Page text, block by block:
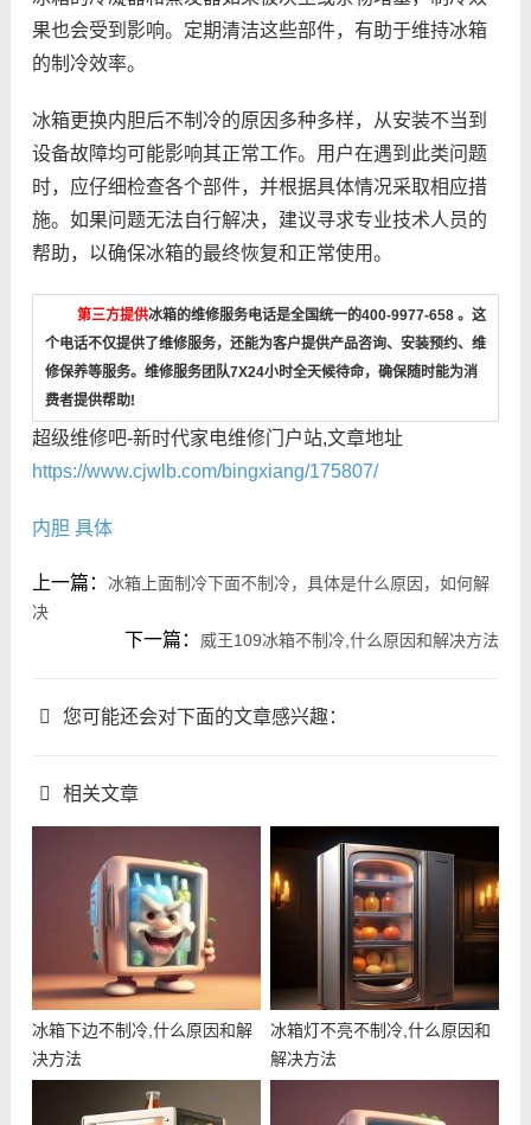
果也会受到影响。定期清洁这些部件，有助于维持冰箱
的制冷效率。
冰箱更换内胆后不制冷的原因多种多样，从安装不当到
设备故障均可能影响其正常工作。用户在遇到此类问题
时，应仔细检查各个部件，并根据具体情况采取相应措
施。如果问题无法自行解决，建议寻求专业技术人员的
帮助，以确保冰箱的最终恢复和正常使用。
第三方提供冰箱的维修服务电话是全国统一的400-9977-658 。这
个电话不仅提供了维修服务，还能为客户提供产品咨询、安装预约、维
修保养等服务。维修服务团队7X24小时全天候待命，确保随时能为消
费者提供帮助!
超级维修吧-新时代家电维修门户站,文章地址
https://www.cjwlb.com/bingxiang/175807/
内胆 具体
上一篇： 冰箱上面制冷下面不制冷，具体是什么原因，如何解
决
下一篇： 威王109冰箱不制冷,什么原因和解决方法
您可能还会对下面的文章感兴趣：
相关文章
冰箱下边不制冷,什么原因和解
决方法
冰箱灯不亮不制冷,什么原因和
解决方法